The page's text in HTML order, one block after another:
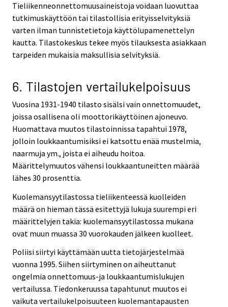
Tieliikenneonnettomuusaineistoja voidaan luovuttaa
tutkimuskäyttöön tai tilastollisia erityisselvityksiä
varten ilman tunnistetietoja käyttölupamenettelyn
kautta. Tilastokeskus tekee myös tilauksesta asiakkaan
tarpeiden mukaisia maksullisia selvityksiä.
6. Tilastojen vertailukelpoisuus
Vuosina 1931-1940 tilasto sisälsi vain onnettomuudet,
joissa osallisena oli moottorikäyttöinen ajoneuvo.
Huomattava muutos tilastoinnissa tapahtui 1978,
jolloin loukkaantumisiksi ei katsottu enää mustelmia,
naarmuja ym., joista ei aiheudu hoitoa.
Määrittelymuutos vähensi loukkaantuneitten määrää
lähes 30 prosenttia.
Kuolemansyytilastossa tieliikenteessä kuolleiden
määrä on hieman tässä esitettyjä lukuja suurempi eri
määrittelyjen takia: kuolemansyytilastossa mukana
ovat muun muassa 30 vuorokauden jälkeen kuolleet.
Poliisi siirtyi käyttämään uutta tietojärjestelmää
vuonna 1995. Siihen siirtyminen on aiheuttanut
ongelmia onnettomuus-ja loukkaantumislukujen
vertailussa. Tiedonkeruussa tapahtunut muutos ei
vaikuta vertailukelpoisuuteen kuolemantapausten